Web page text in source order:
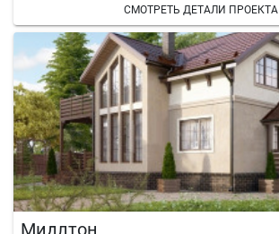
СМОТРЕТЬ ДЕТАЛИ ПРОЕКТА
Мидлтон